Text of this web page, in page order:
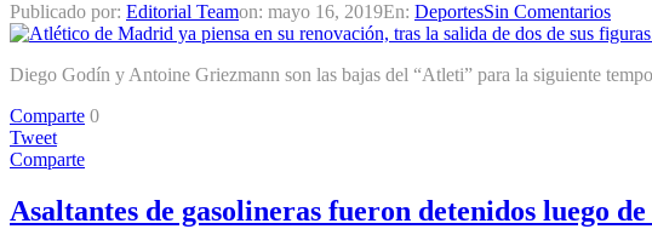
Publicado por: Editorial Teamon: mayo 16, 2019En: DeportesSin Comentarios
Diego Godín y Antoine Griezmann son las bajas del “Atleti” para la siguiente
Comparte 0
Tweet
Comparte
Asaltantes de gasolineras fueron detenidos luego